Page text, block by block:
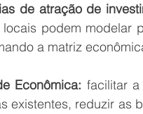
de atração de
locais podem modelar
a matriz
Econômica: facilitar
existentes, reduzir as